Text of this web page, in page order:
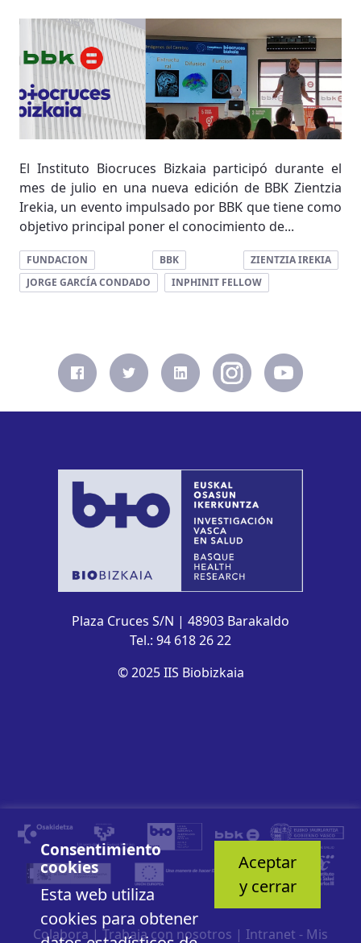
El Instituto Biocruces Bizkaia participó durante el
mes de julio en una nueva edición de BBK Zientzia
Irekia, un evento impulsado por BBK que tiene como
objetivo principal poner el conocimiento de...
FUNDACION BBK
ZIENTZIA IREKIA
JORGE GARCÍA CONDADO
INPHINIT FELLOW
Plaza Cruces S/N | 48903 Barakaldo
Tel.: 94 618 26 22
© 2025 IIS Biobizkaia
Consentimiento
cookies
Esta web utiliza
cookies para obtener
Aceptar
y cerrar
Colabora | Trabaja con nosotros | Intranet - Mis